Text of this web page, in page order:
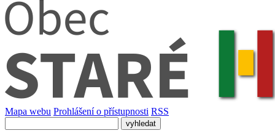
Mapa webu Prohlášení o přístupnosti RSS